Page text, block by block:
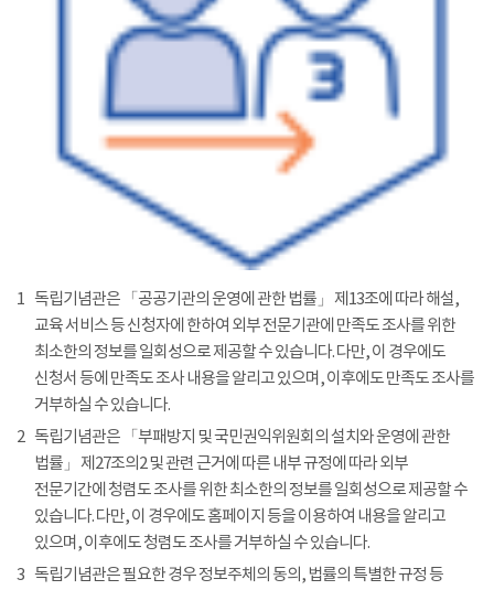
1 독립기념관은 「공공기관의 운영에 관한 법률」 제13조에 따라 해설,
교육 서비스 등 신청자에 한하여 외부 전문기관에 만족도 조사를 위한
최소한의 정보를 일회성으로 제공할 수 있습니다. 다만, 이 경우에도
신청서 등에 만족도 조사 내용을 알리고 있으며, 이후에도 만족도 조사를
거부하실 수 있습니다.
2 독립기념관은 「부패방지 및 국민권익위원회의 설치와 운영에 관한
법률」 제27조의2 및 관련 근거에 따른 내부 규정에 따라 외부
전문기간에 청렴도 조사를 위한 최소한의 정보를 일회성으로 제공할 수
있습니다. 다만, 이 경우에도 홈페이지 등을 이용하여 내용을 알리고
있으며, 이후에도 청렴도 조사를 거부하실 수 있습니다.
3 독립기념관은 필요한 경우 정보주체의 동의, 법률의 특별한 규정 등